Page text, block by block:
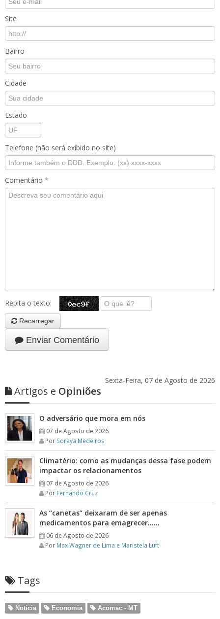
Site
Bairro
Cidade
Estado
Telefone (não será exibido no site)
Comentário *
Repita o texto:
Recarregar
Enviar Comentário
Sexta-Feira, 07 de Agosto de 2026
Artigos e Opiniões
O adversário que mora em nós
07 de Agosto de 2026
Por Soraya Medeiros
Climatério: como as mudanças dessa fase podem
impactar os relacionamentos
07 de Agosto de 2026
Por Fernando Cruz
As “canetas” deixaram de ser apenas
medicamentos para emagrecer……
06 de Agosto de 2026
Por Max Wagner de Lima e Maristela Luft
Tags
Notícia Economia Acomac - MT